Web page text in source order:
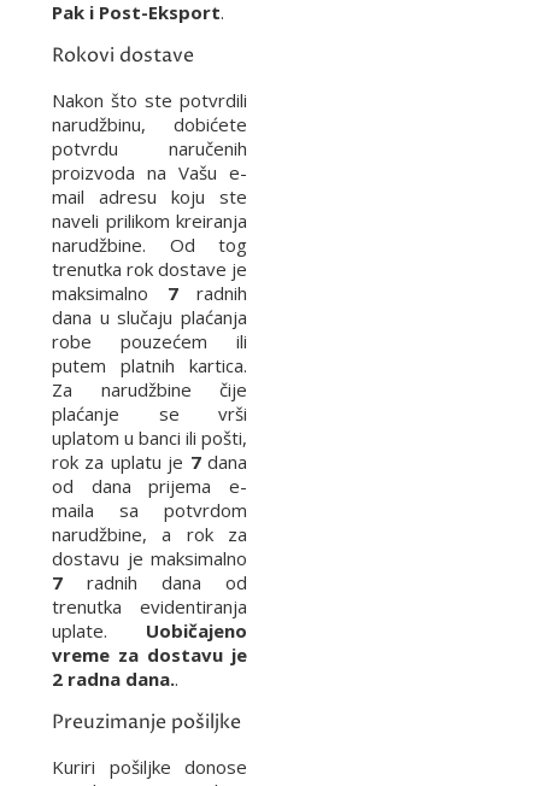
Pak i Post-Eksport.
Rokovi dostave
Nakon što ste potvrdili
narudžbinu, dobićete
potvrdu naručenih
proizvoda na Vašu e-
mail adresu koju ste
naveli prilikom kreiranja
narudžbine. Od tog
trenutka rok dostave je
maksimalno 7radnih
dana u slučaju plaćanja
robe pouzećem ili
putem platnih kartica.
Za narudžbine čije
plaćanje se vrši
uplatom u banci ili pošti,
rok za uplatu je 7dana
od dana prijema e-
maila sa potvrdom
narudžbine, a rok za
dostavu je maksimalno
7 radnih dana od
trenutka evidentiranja
uplate. Uobičajeno
vreme za dostavu je
2 radna dana..
Preuzimanje pošiljke
Kuriri pošiljke donose